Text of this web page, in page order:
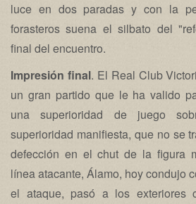
luce en dos paradas y con la
forasteros suena el silbato del
final del encuentro.
Impresión final. El Real Club
un gran partido que le ha valido
una superioridad de juego
superioridad manifiesta, que no se
defección en el chut de la figura
línea atacante, Álamo, hoy condujo
el ataque, pasó a los exteriores